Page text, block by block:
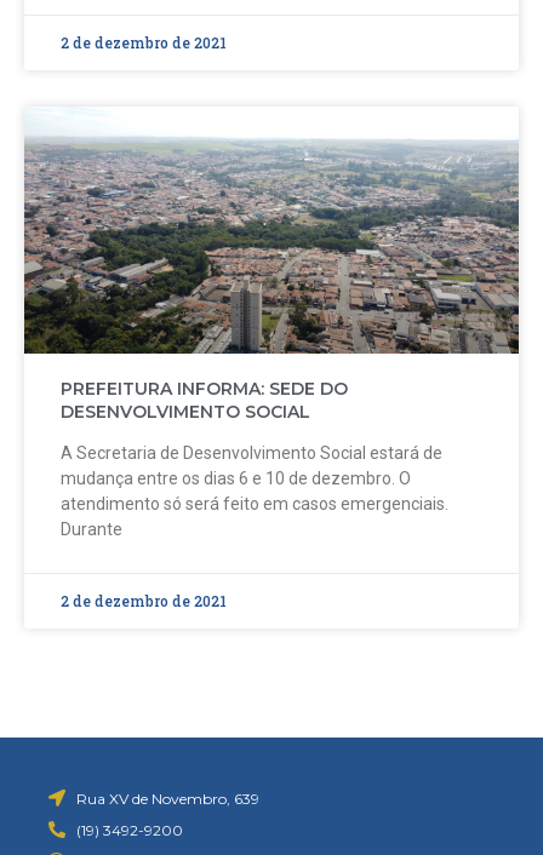
2 de dezembro de 2021
PREFEITURA INFORMA: SEDE DO
DESENVOLVIMENTO SOCIAL
A Secretaria de Desenvolvimento Social estará de
mudança entre os dias 6 e 10 de dezembro. O
atendimento só será feito em casos emergenciais.
Durante
2 de dezembro de 2021
Rua XV de Novembro, 639
(19) 3492-9200